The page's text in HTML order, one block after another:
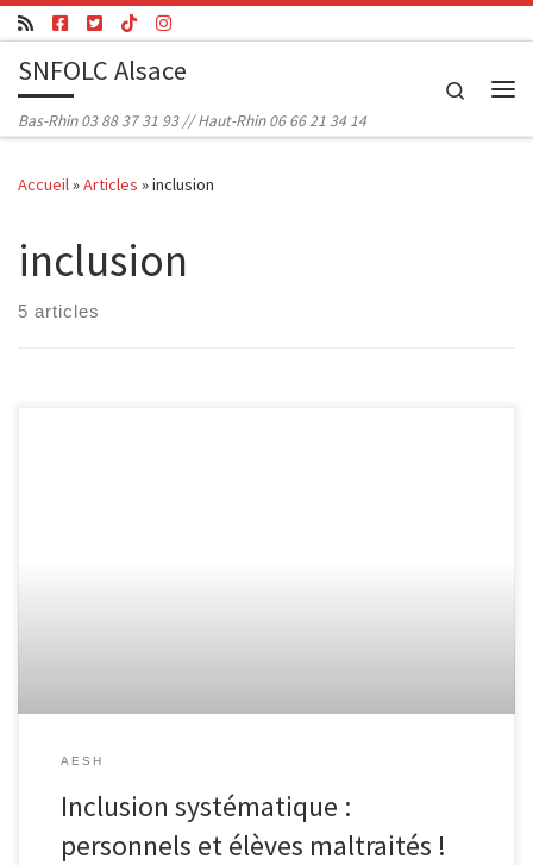
Passer au contenu
SNFOLC Alsace
Bas-Rhin 03 88 37 31 93 // Haut-Rhin 06 66 21 34 14
Search
Accueil»Articles »inclusion
inclusion
5 articles
AESH
Inclusion systématique :
personnels et élèves maltraités !